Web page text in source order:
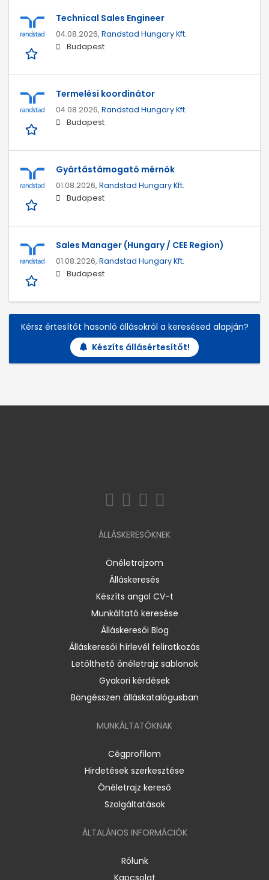
Technical Sales Engineer
04.08.2026, Randstad Hungary Kft.
Budapest
Termelési koordinátor
04.08.2026, Randstad Hungary Kft.
Budapest
Gyártástámogató mérnök
01.08.2026, Randstad Hungary Kft.
Budapest
Sales Manager (Hungary / CEE Region)
01.08.2026, Randstad Hungary Kft.
Budapest
Kérsz értesítőt hasonló állásokról a keresésed alapján?
Készíts állásértesítőt!
ÁLLÁSKERESŐKNEK
Önéletrajzom
Álláskeresés
Készíts angol CV-t
Munkáltató keresése
Álláskeresői Blog
Álláskeresői hírlevél feliratkozás
Letölthető önéletrajz sablonok
Gyakori kérdések
Böngésszen álláskatalógusban
MUNKÁLTATÓKNAK
Cégprofilom
Hirdetések szerkesztése
Önéletrajz kereső
Szolgáltatások
ÁLTALÁNOS INFORMÁCIÓK
Rólunk
Kapcsolat